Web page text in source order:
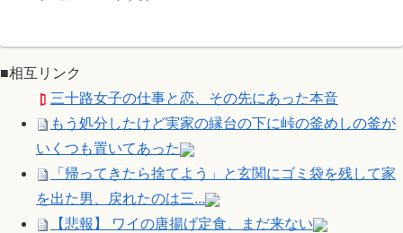
■相互リンク
三十路女子の仕事と恋、その先にあった本音
もう処分したけど実家の縁台の下に峠の釜めしの釜が
いくつも置いてあった
「帰ってきたら捨てよう」と玄関にゴミ袋を残して家
を出た男、戻れたのは三...
【悲報】 ワイの唐揚げ定食、まだ来ない